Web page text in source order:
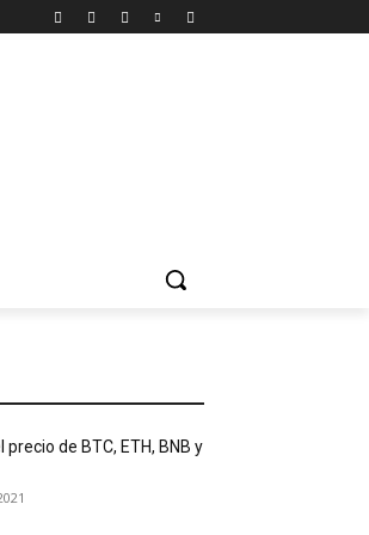
precio de BTC, ETH, BNB y